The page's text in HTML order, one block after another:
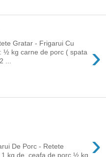
›
Gratar - Frigarui Cu
½ kg carne de porc ( spata
...
›
De Porc - Retete
1 kg de ceafa de porc ½ kg